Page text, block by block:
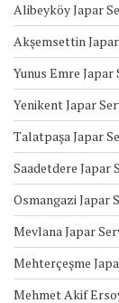
Alibeyköy Japar
Akşemsettin
Yunus Emre Japar
Yenikent Japar
Talatpaşa Japar
Saadetdere Japar
Osmangazi Japar
Mevlana Japar
Mehterçeşme
Mehmet Akif